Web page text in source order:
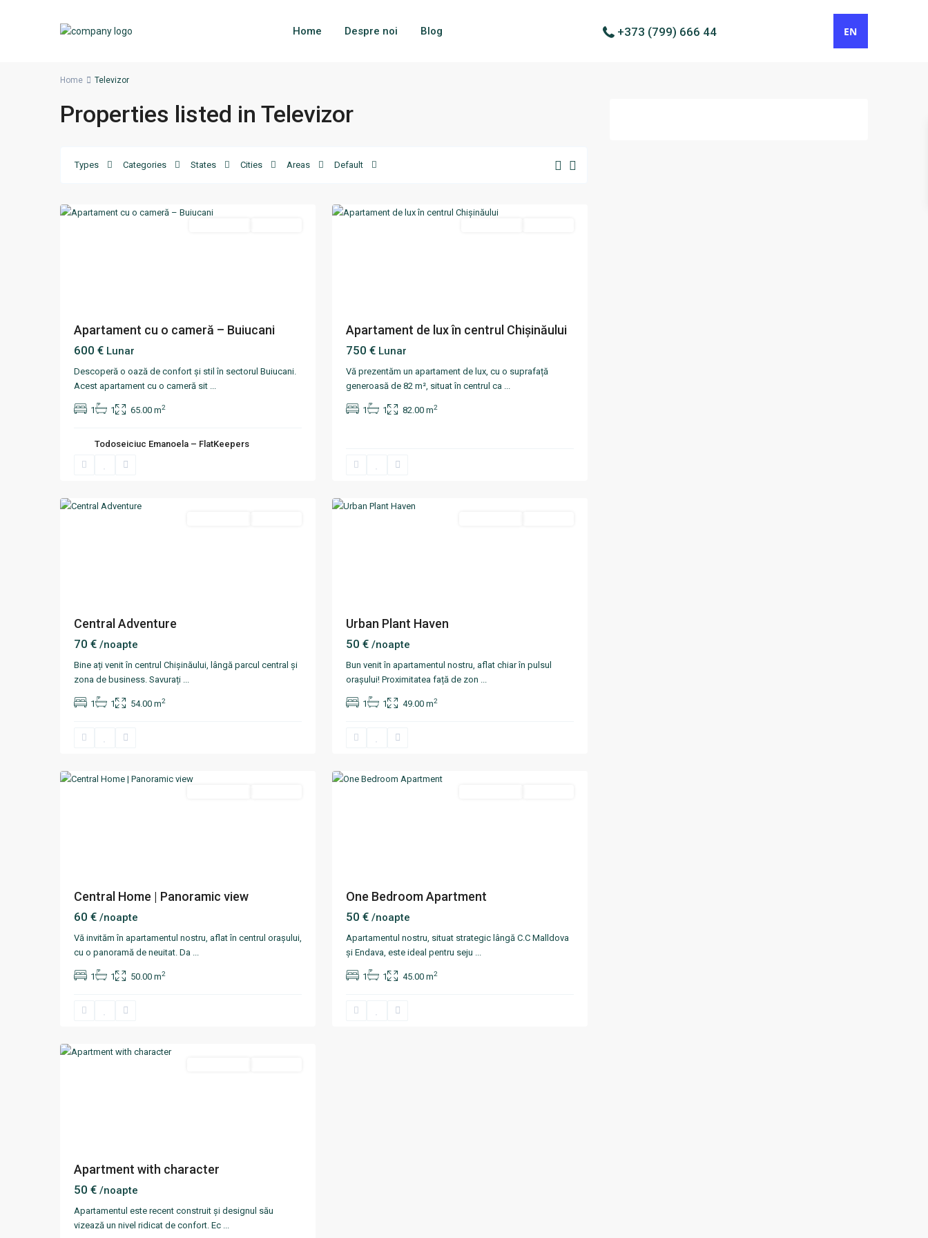
Home Despre noi Blog +373 (799) 666 44 EN
Home Televizor
Properties listed in Televizor
Types Categories States Cities Areas Default
Apartament cu o cameră – Buiucani
600 € Lunar
Descoperă o oază de confort și stil în sectorul Buiucani.
Acest apartament cu o cameră sit ...
1 1 65.00 m2
Todoseiciuc Emanoela – FlatKeepers
Apartament de lux în centrul Chișinăului
750 € Lunar
Vă prezentăm un apartament de lux, cu o suprafață
generoasă de 82 m², situat în centrul ca ...
1 1 82.00 m2
Centru
Central Adventure
70 € /noapte
Bine ați venit în centrul Chișinăului, lângă parcul central și
zona de business. Savurați ...
1 1 54.00 m2
Centru
Urban Plant Haven
50 € /noapte
Bun venit în apartamentul nostru, aflat chiar în pulsul
orașului! Proximitatea față de zon ...
1 1 49.00 m2
Centru
Central Home | Panoramic view
60 € /noapte
Vă invităm în apartamentul nostru, aflat în centrul orașului,
cu o panoramă de neuitat. Da ...
1 1 50.00 m2
Centru
One Bedroom Apartment
50 € /noapte
Apartamentul nostru, situat strategic lângă C.C Malldova
și Endava, este ideal pentru seju ...
1 1 45.00 m2
Rîșcani ,
Apartment with character
50 € /noapte
Apartamentul este recent construit și designul său
vizează un nivel ridicat de confort. Ec ...